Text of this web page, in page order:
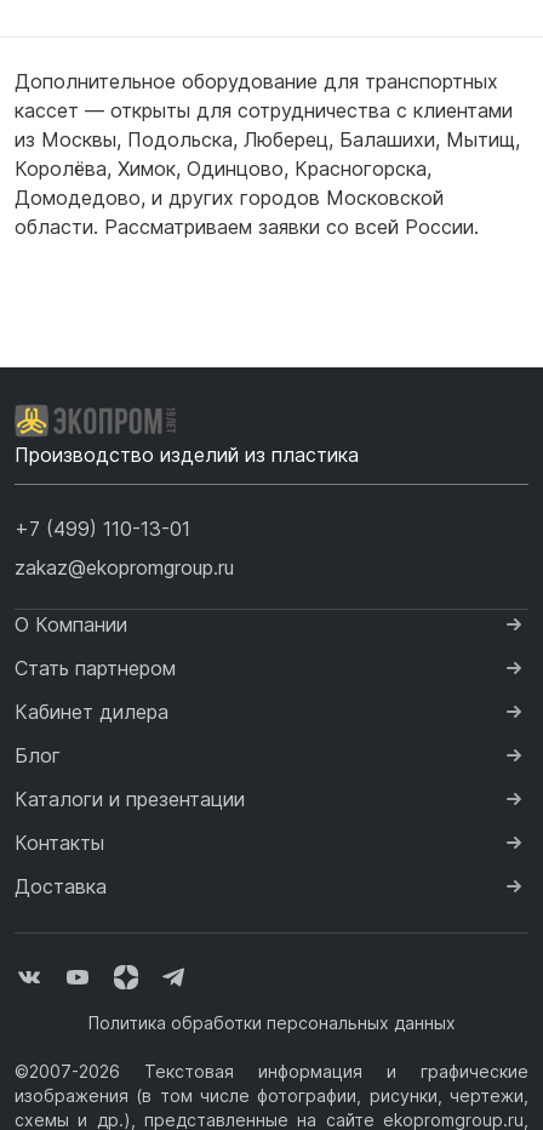
Дополнительное оборудование для транспортных
кассет — открыты для сотрудничества с клиентами
из Москвы, Подольска, Люберец, Балашихи, Мытищ,
Королёва, Химок, Одинцово, Красногорска,
Домодедово, и других городов Московской
области. Рассматриваем заявки со всей России.
Производство изделий из пластика
+7 (499) 110-13-01
zakaz@ekopromgroup.ru
О Компании
Стать партнером
Кабинет дилера
Блог
Каталоги и презентации
Контакты
Доставка
Политика обработки персональных данных
©2007-2026 Текстовая информация и графические
изображения (в том числе фотографии, рисунки, чертежи,
схемы и др.), представленные на сайте ekopromgroup.ru,